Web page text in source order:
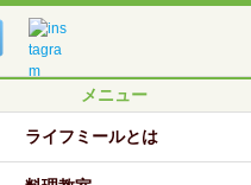
メニュー
ライフミールとは